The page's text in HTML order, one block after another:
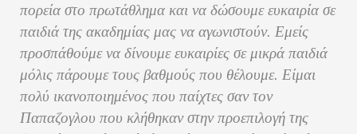
πορεία στο πρωτάθλημα και να δώσουμε ευκαιρία σε
παιδιά της ακαδημίας μας να αγωνιστούν. Εμείς
προσπάθούμε να δίνουμε ευκαιρίες σε μικρά παιδιά
μόλις πάρουμε τους βαθμούς που θέλουμε. Είμαι
πολύ ικανοποιημένος που παίχτες σαν τον
Παπαζογλου που κλήθηκαν στην προεπιλογή της